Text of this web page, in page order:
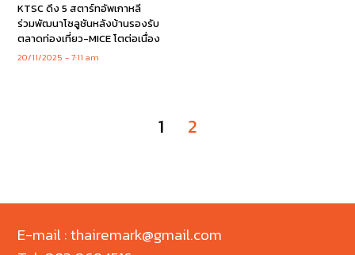
KTSC ดึง 5 สตาร์ทอัพเกาหลี
ร่วมพัฒนาโซลูชันหลังบ้านรองรับ
ตลาดท่องเที่ยว-MICE โตต่อเนื่อง
20/11/2025 7:11 am
1 2
E-mail : thairemark@gmail.com